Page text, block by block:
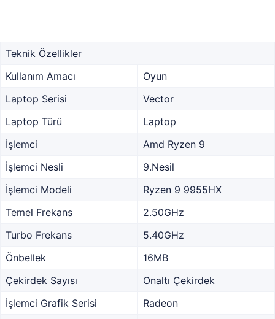
Teknik Özellikler
Kullanım Amacı
Oyun
Laptop Serisi
Vector
Laptop Türü
Laptop
İşlemci
Amd Ryzen 9
İşlemci Nesli
9.Nesil
İşlemci Modeli
Ryzen 9 9955HX
Temel Frekans
2.50GHz
Turbo Frekans
5.40GHz
Önbellek
16MB
Çekirdek Sayısı
Onaltı Çekirdek
İşlemci Grafik Serisi
Radeon